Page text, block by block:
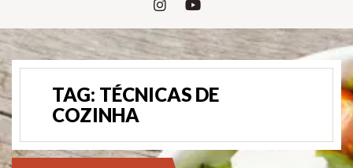
TAG: TÉCNICAS DE
COZINHA